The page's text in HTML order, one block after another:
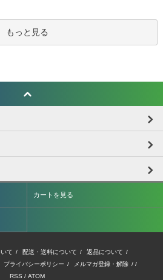
もっと見る
カートを見る
て / 配送・送料について / 返品について /
プライバシーポリシー / メルマガ登録・解除 / /
RSS / ATOM